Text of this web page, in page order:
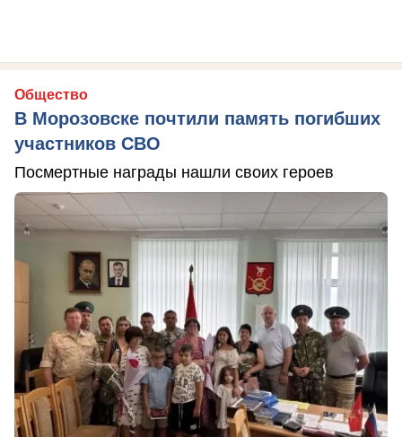
Общество
В Морозовске почтили память погибших
участников СВО
Посмертные награды нашли своих героев